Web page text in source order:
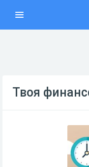
Твоя